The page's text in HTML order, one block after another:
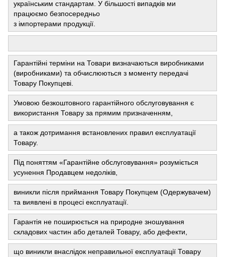
українським стандартам. У більшості випадків ми
працюємо безпосередньо
з імпортерами продукції.
Гарантійні терміни на Товари визначаються виробниками
(виробниками) та обчислюються з моменту передачі
Товару Покупцеві.
Умовою безкоштовного гарантійного обслуговування є
використання Товару за прямим призначенням,
а також дотримання встановлених правил експлуатації
Товару.
Під поняттям «Гарантійне обслуговування» розуміється
усунення Продавцем недоліків,
виникли після приймання Товару Покупцем (Одержувачем)
та виявлені в процесі експлуатації.
Гарантія не поширюється на природне зношування
складових частин або деталей Товару, або дефекти,
що виникли внаслідок неправильної експлуатації Товару